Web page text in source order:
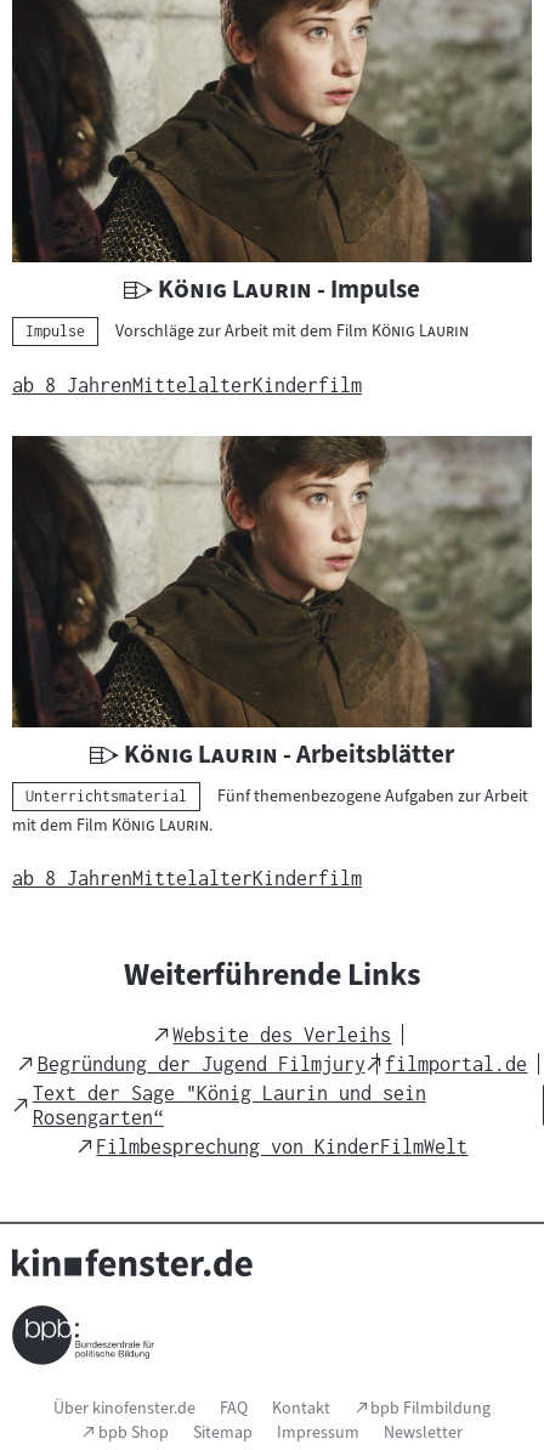
U
n
t
e
r
i
s
m
a
t
e
r
i
a
l
:
"
König Laurin "
- Impulse
Kategorie:
Impulse Vorschläge zur Arbeit mit dem Film "König Laurin
ab 8 JahrenMittelalterKinderfilm
U
n
t
r
c
h
s
m
a
t
a
"
König Laurin "
- Arbeitsblätter
Kategorie:
Unterrichtsmaterial
Fünf themenbezogene Aufgaben zur Arbeit
mit dem Film "König Laurin".
ab 8 JahrenMittelalterKinderfilm
Weiterführende Links
External
Link
Website des Verleihs
External
Link
Begründung der Jugend Filmjury
External
Link
filmportal.de
External
Link
Text der Sage "König Laurin und sein
Rosengarten“
External
Filmbesprechung von KinderFilmWelt
Seitenfußnavigation
Über kinofenster.de FAQ Kontakt (Link
öffnet
im
bpb Filmbildung
(Link
bpb Shop Sitemap Impressum
Newsletter